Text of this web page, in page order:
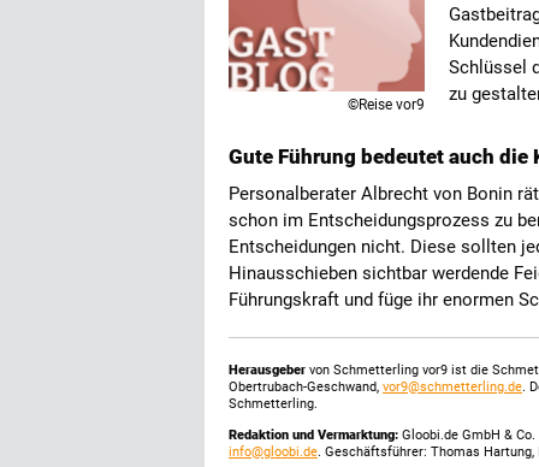
©Reise vor9
Schlüssel
zu
Gute Führung bedeutet auch
Personalberater Albrecht von Bonin
schon im Entscheidungsprozess zu
Entscheidungen nicht. Diese sollten
Hinausschieben sichtbar werdende
Führungskraft und füge ihr enormen
Herausgeber von Schmetterling vor9 ist die
Obertrubach-Geschwand, vor9@schmetterling.de.
Schmetterling.
Redaktion und Vermarktung: Gloobi.de GmbH &
info@gloobi.de. Geschäftsführer: Thomas